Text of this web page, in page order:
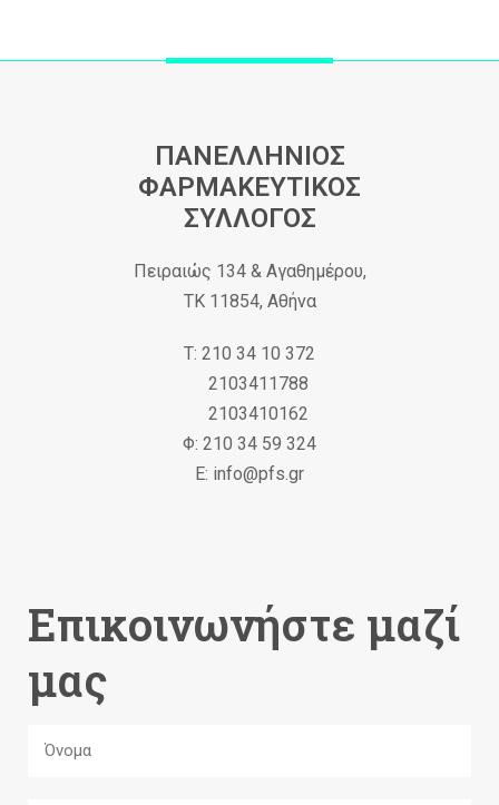
ΠΑΝΕΛΛΗΝΙΟΣ
ΦΑΡΜΑΚΕΥΤΙΚΟΣ
ΣΥΛΛΟΓΟΣ
Πειραιώς 134 & Αγαθημέρου,
ΤΚ 11854, Αθήνα
Τ: 210 34 10 372
2103411788
2103410162
Φ: 210 34 59 324
Ε: info@pfs.gr
Επικοινωνήστε μαζί
μας